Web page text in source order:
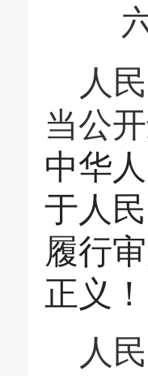
人
当公
中华
于人
履行
正义！
人